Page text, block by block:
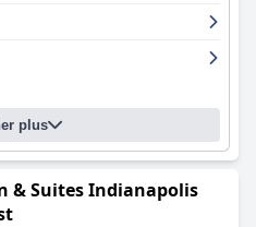
de restauration et les
Cependant,
zone de tournoi de baseball
pendant les hautes saisons.
Hotel Indianapolis Carmeloffre
et constitue un choix de
la recherche de vacances
plus
& Suites Indianapolis